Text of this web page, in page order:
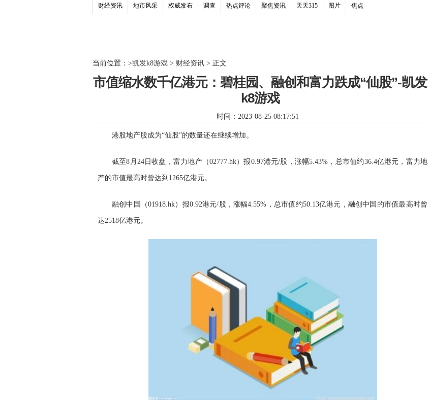
财经资讯 地市风采 权威发布 调查 热点评论 聚焦资讯 天天315 图片 焦点
当前位置： >凯发k8游戏 > 财经资讯 > 正文
市值缩水数千亿港元：碧桂园、融创和富力跌成“仙股”-凯发
k8游戏
时间：2023-08-25 08:17:51
港股地产股成为“仙股”的数量还在继续增加。
截至8月24日收盘，富力地产（02777.hk）报0.97港元/股，涨幅5.43%，总市值约36.4亿港元，富力地
产的市值最高时曾达到1265亿港元。
融创中国（01918.hk）报0.92港元/股，涨幅4.55%，总市值约50.13亿港元，融创中国的市值最高时曾
达2518亿港元。